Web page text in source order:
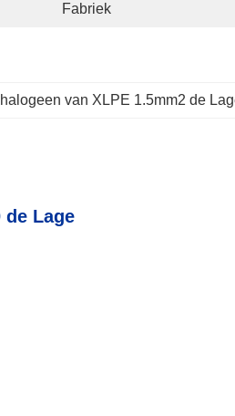
Fabriek
van XLPE 1.5mm2 de
de Lage